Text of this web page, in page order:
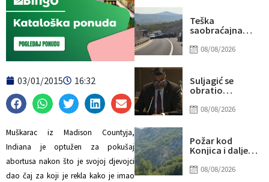
03/01/2015 16:32
Muškarac iz Madison Countyja,
Indiana je optužen za pokušaj
abortusa nakon što je svojoj djevojci
dao čaj za koji je rekla kako je imao
Teška
saobraćajna
Stoca: Više
saobraćaj
potpuno
obustavljen
08/08/2026
Suljagić se
obratio
senatorima i
pridružio
kampanji
zastrašivanja
Bošnjaka!
08/08/2026
Požar kod
Konjica i dalje
manjeg
08/08/2026